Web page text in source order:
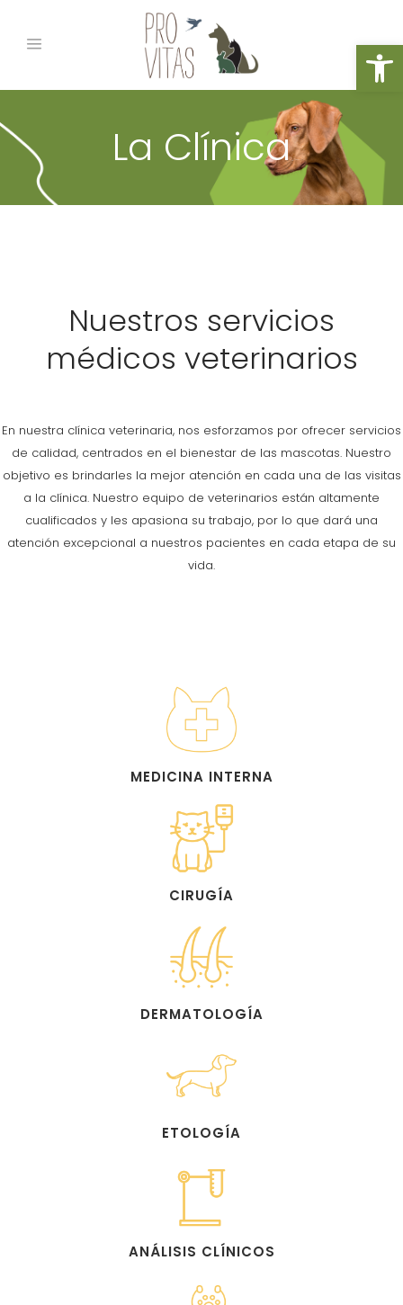
La Clínica
Nuestros servicios
médicos veterinarios
En nuestra clínica veterinaria, nos esforzamos por ofrecer servicios
de calidad, centrados en el bienestar de las mascotas. Nuestro
objetivo es brindarles la mejor atención en cada una de las visitas
a la clínica. Nuestro equipo de veterinarios están altamente
cualificados y les apasiona su trabajo, por lo que dará una
atención excepcional a nuestros pacientes en cada etapa de su
vida.
MEDICINA INTERNA
CIRUGÍA
DERMATOLOGÍA
ETOLOGÍA
ANÁLISIS CLÍNICOS